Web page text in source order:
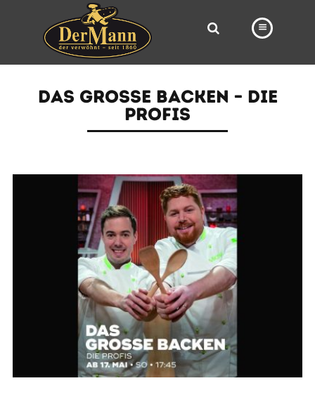
FILIALEN
BÄCKEREI
VORBESTELLUNG
NEWS
KARRIERE
VIDEOS
DAS GROSSE BACKEN – DIE
PROFIS